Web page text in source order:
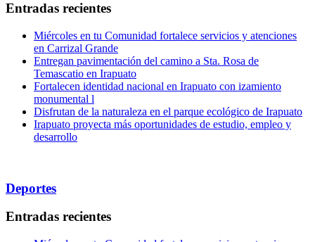
Entradas recientes
Miércoles en tu Comunidad fortalece servicios y atenciones
en Carrizal Grande
Entregan pavimentación del camino a Sta. Rosa de
Temascatio en Irapuato
Fortalecen identidad nacional en Irapuato con izamiento
monumental l
Disfrutan de la naturaleza en el parque ecológico de Irapuato
Irapuato proyecta más oportunidades de estudio, empleo y
desarrollo
Deportes
Entradas recientes